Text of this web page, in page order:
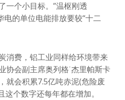
一个小目标。”温枢刚透
电的单位电能排放要较“十二
费，铝工业同样给环境带来
协会副主席奥列格˙杰里帕斯卡
就会积累7.5亿吨赤泥(危险废
个数字还每年都在增加。